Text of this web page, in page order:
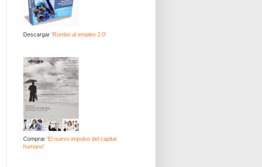
Descargar 'Rumbo al empleo 2.0'
Comprar 'El nuevo impulso del capital
humano'